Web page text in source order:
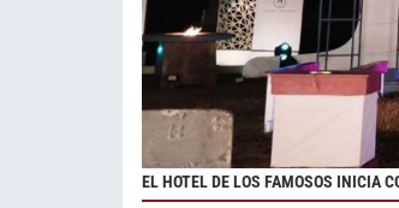
EL HOTEL DE LOS FAMOSOS INICIA